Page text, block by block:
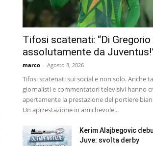
Tifosi scatenati: “Di Gregorio
assolutamente da
marco - Agosto 8, 2026
Tifosi scatenati sui social e non solo. Anche
giornalisti e commentatori televisivi hanno
apertamente la prestazione del portiere
Un aprrestazione in amichevole...
Kerim Alajbegovic
Juve: svolta derby